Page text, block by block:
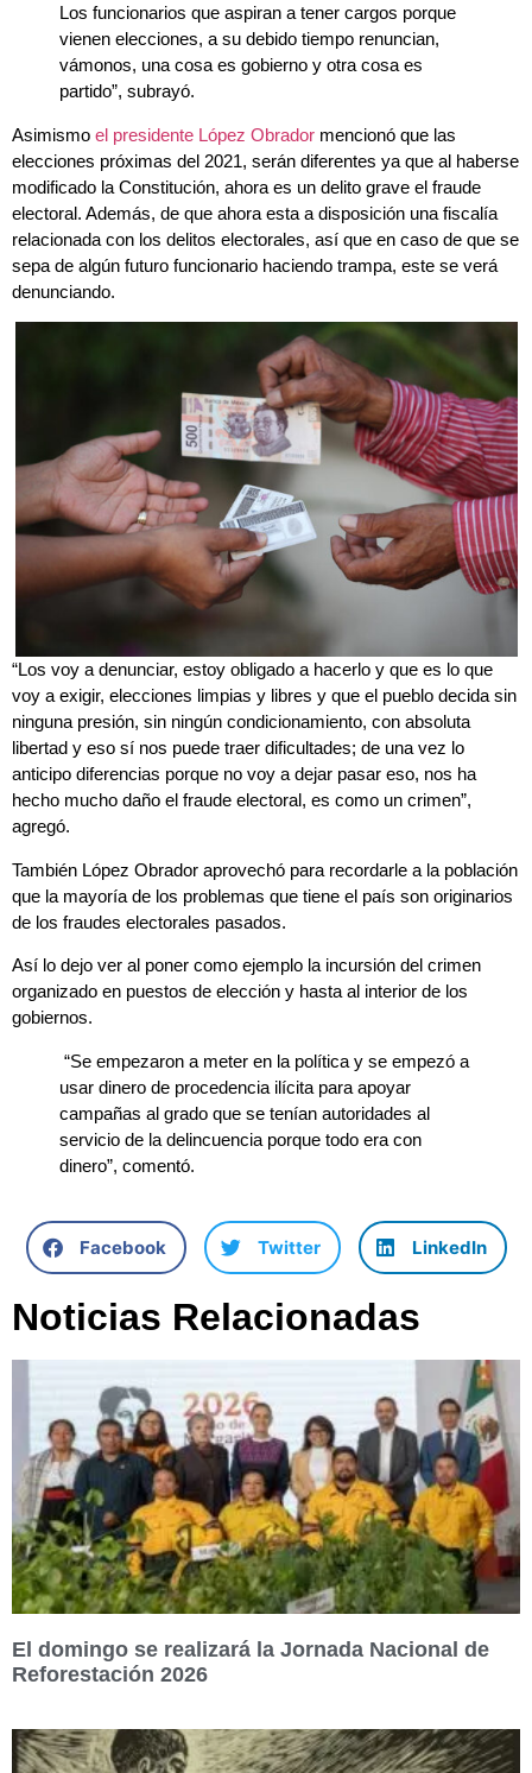
Los funcionarios que aspiran a tener cargos porque
vienen elecciones, a su debido tiempo renuncian,
vámonos, una cosa es gobierno y otra cosa es
partido”, subrayó.
Asimismo el presidente López Obrador mencionó que las
elecciones próximas del 2021, serán diferentes ya que al haberse
modificado la Constitución, ahora es un delito grave el fraude
electoral. Además, de que ahora esta a disposición una fiscalía
relacionada con los delitos electorales, así que en caso de que se
sepa de algún futuro funcionario haciendo trampa, este se verá
denunciando.
“Los voy a denunciar, estoy obligado a hacerlo y que es lo que
voy a exigir, elecciones limpias y libres y que el pueblo decida sin
ninguna presión, sin ningún condicionamiento, con absoluta
libertad y eso sí nos puede traer dificultades; de una vez lo
anticipo diferencias porque no voy a dejar pasar eso, nos ha
hecho mucho daño el fraude electoral, es como un crimen”,
agregó.
También López Obrador aprovechó para recordarle a la población
que la mayoría de los problemas que tiene el país son originarios
de los fraudes electorales pasados.
Así lo dejo ver al poner como ejemplo la incursión del crimen
organizado en puestos de elección y hasta al interior de los
gobiernos.
“Se empezaron a meter en la política y se empezó a
usar dinero de procedencia ilícita para apoyar
campañas al grado que se tenían autoridades al
servicio de la delincuencia porque todo era con
dinero”, comentó.
Facebook Twitter LinkedIn
Noticias Relacionadas
El domingo se realizará la Jornada Nacional de
Reforestación 2026